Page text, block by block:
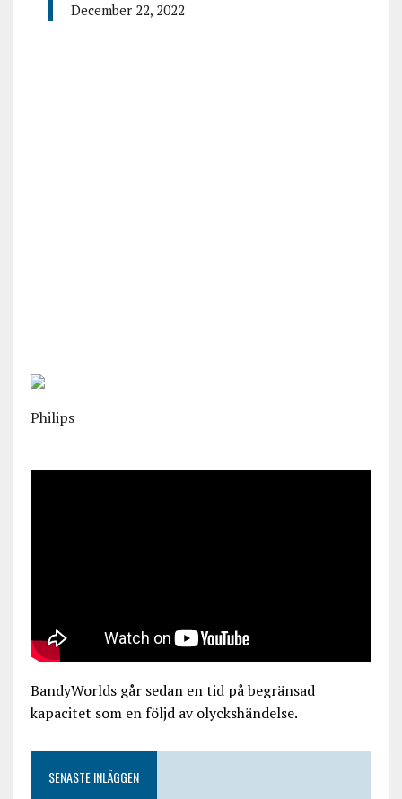
December 22, 2022
Philips
BandyWorlds går sedan en tid på begränsad
kapacitet som en följd av olyckshändelse.
SENASTE INLÄGGEN